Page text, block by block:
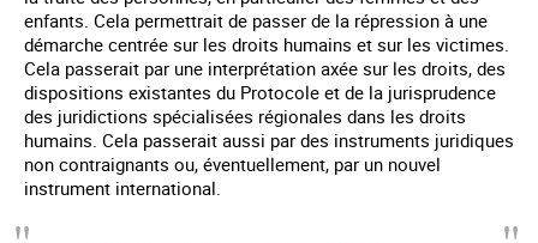
enfants. Cela permettrait de passer de la répression à une
démarche centrée sur les droits humains et sur les victimes.
Cela passerait par une interprétation axée sur les droits, des
dispositions existantes du Protocole et de la jurisprudence
des juridictions spécialisées régionales dans les droits
humains. Cela passerait aussi par des instruments juridiques
non contraignants ou, éventuellement, par un nouvel
instrument international.